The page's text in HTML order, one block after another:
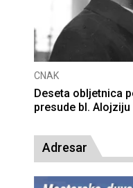
CNAK
Deseta obljetnica
presude bl. Alojziju
Adresar